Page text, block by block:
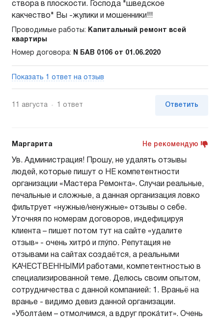
створа в плоскости. Господа "шведское
какчество" Вы -жулики и мошенники!!!
Проводимые работы:
Капитальный ремонт всей
квартиры
Номер договора: N БАВ 0106 от 01.06.2020
Показать 1 ответ на отзыв
11 августа 1 ответ Ответить
Маргарита Не рекомендую
Ув. Администрация! Прошу, не удалять отзывы
людей, которые пишут о НЕ компетентности
организации «Мастера Ремонта». Случаи реальные,
печальные и сложные, а данная организация ловко
фильтрует «нужные/ненужные» отзывы о себе.
Уточняя по номерам договоров, индефицируя
клиента – пишет потом тут на сайте «удалите
отзыв» - очень хитро́ и глу́по. Репутация не
отзывами на сайтах создаётся, а реальными
КАЧЕСТВЕННЫМИ работами, компетентностью в
специализированной теме. Делюсь своим опытом,
сотрудничества с данной компанией: 1. Враньё на
вранье - видимо девиз данной организации.
«Уболта́ем – отмолчимся, а вдруг прока́тит». Очень